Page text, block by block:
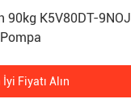
90kg K5V80DT-9NOJ
Pompa
İyi Fiyatı Alın